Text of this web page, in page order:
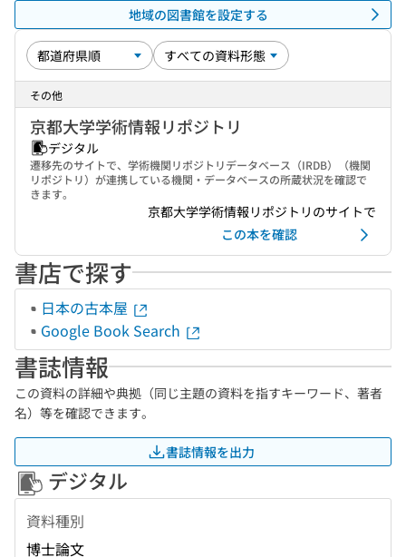
地域の図書館を設定する
その他
京都大学学術情報リポジトリ
デジタル
遷移先のサイトで、学術機関リポジトリデータベース（IRDB）（機関
リポジトリ）が連携している機関・データベースの所蔵状況を確認で
きます。
京都大学学術情報リポジトリのサイトで
この本を確認
書店で探す
日本の古本屋
Google Book Search
書誌情報
この資料の詳細や典拠（同じ主題の資料を指すキーワード、著者
名）等を確認できます。
書誌情報を出力
デジタル
資料種別
博士論文